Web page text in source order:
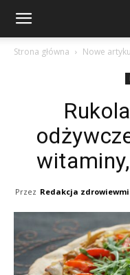
Strona główna Nowe
Przez Redakcja